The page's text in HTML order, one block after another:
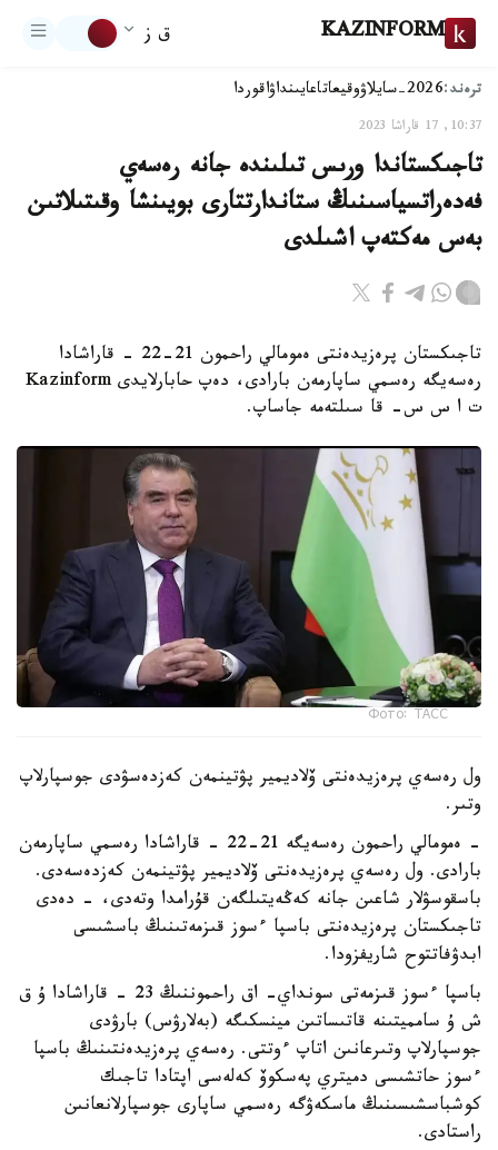
KAZINFORM ق ز
ترەند:2026-سايلاۋ وقيعاتاعايىنداۋاقوردا
10:37, 17 قاراشا 2023
تاجىكستاندا ورىس تىلىندە جانە رەسەي
فەدەراتسياسىنىڭ ستاندارتتارى بويىنشا وقىتىلاتىن
بەس مەكتەپ اشىلدى
تاجىكستان پرەزيدەنتى ەمومالي راحمون 21-22 - قاراشادا
رەسەيگە رەسمي ساپارمەن بارادى، دەپ حابارلايدى Kazinform
ت ا س س- قا سىلتەمە جاساپ.
Фото: ТАСС
ول رەسەي پرەزيدەنتى ۆلاديمير پۋتينمەن كەزدەسۋدى جوسپارلاپ
وتىر.
- ەمومالي راحمون رەسەيگە 21-22 - قاراشادا رەسمي ساپارمەن
بارادى. ول رەسەي پرەزيدەنتى ۆلاديمير پۋتينمەن كەزدەسەدى.
باسقوسۋلار شاعىن جانە كەڭەيتىلگەن قۇرامدا وتەدى، - دەدى
تاجىكستان پرەزيدەنتى باسپا ءسوز قىزمەتىنىڭ باسشىسى
ابدۋفاتتوح شاريفزودا.
باسپا ءسوز قىزمەتى سونداي- اق راحموننىڭ 23 - قاراشادا ۇ ق
ش ۇ سامميتىنە قاتىساتىن مينسكىگە (بەلارۋس) بارۋدى
جوسپارلاپ وتىرعانىن اتاپ ءوتتى. رەسەي پرەزيدەنتىنىڭ باسپا
ءسوز حاتشىسى دميتري پەسكوۆ كەلەسى اپتادا تاجىك
كوشباسشىسىنىڭ ماسكەۋگە رەسمي ساپارى جوسپارلانعانىن
راستادى.